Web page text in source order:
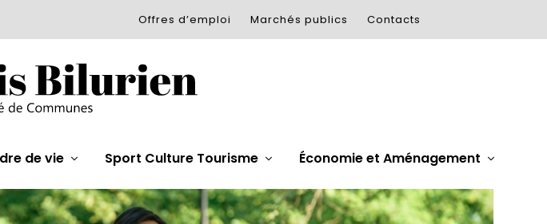
Offres d’emploi Marchés publics Contacts
de vie Sport Culture Tourisme Économie et Aménagement